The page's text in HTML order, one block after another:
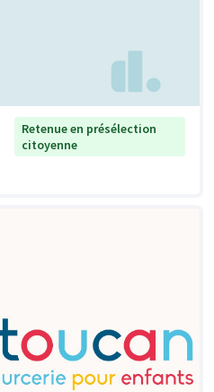
Retenue en présélection
citoyenne